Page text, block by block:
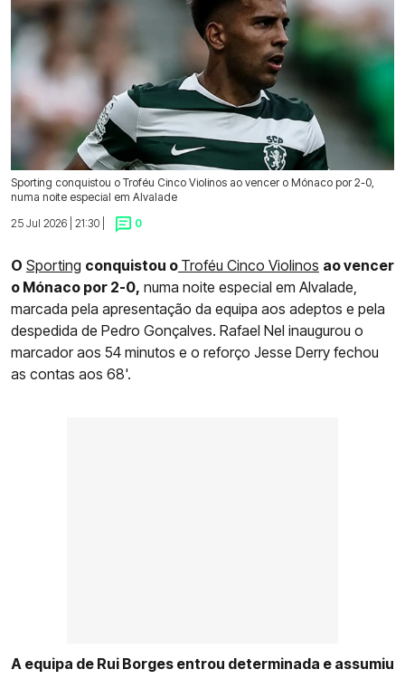
Sporting conquistou o Troféu Cinco Violinos ao vencer o Mónaco por 2-0,
numa noite especial em Alvalade
25 Jul 2026 | 21:30 |
0
O Sporting conquistou o Troféu Cinco Violinos ao vencer
o Mónaco por 2-0, numa noite especial em Alvalade,
marcada pela apresentação da equipa aos adeptos e pela
despedida de Pedro Gonçalves. Rafael Nel inaugurou o
marcador aos 54 minutos e o reforço Jesse Derry fechou
as contas aos 68'.
A equipa de Rui Borges entrou determinada e assumiu